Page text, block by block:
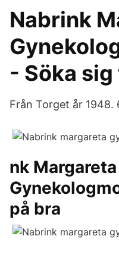
Nabrink
- Söka
Från Torget år 1948.
nk Margareta
på bra